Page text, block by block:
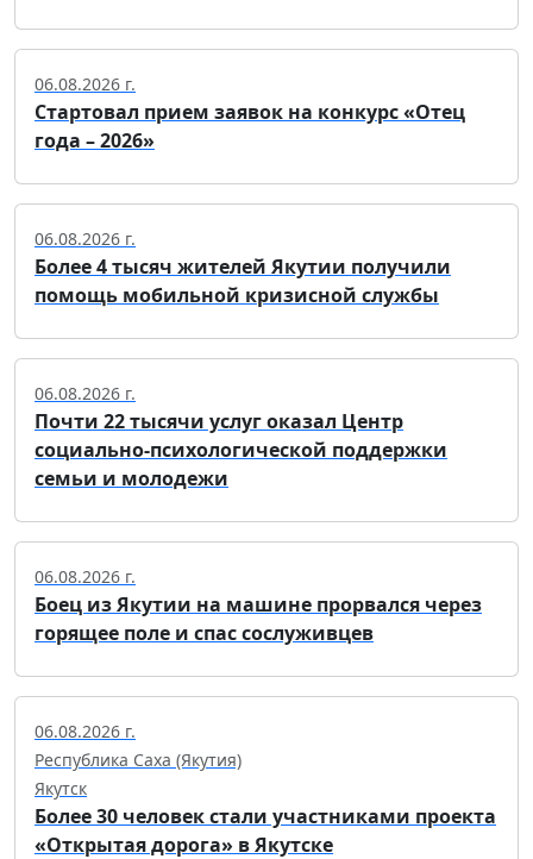
06.08.2026 г.
Стартовал прием заявок на конкурс «Отец
года – 2026»
06.08.2026 г.
Более 4 тысяч жителей Якутии получили
помощь мобильной кризисной службы
06.08.2026 г.
Почти 22 тысячи услуг оказал Центр
социально-психологической поддержки
семьи и молодежи
06.08.2026 г.
Боец из Якутии на машине прорвался через
горящее поле и спас сослуживцев
06.08.2026 г.
Республика Саха (Якутия)
Якутск
Более 30 человек стали участниками проекта
«Открытая дорога» в Якутске